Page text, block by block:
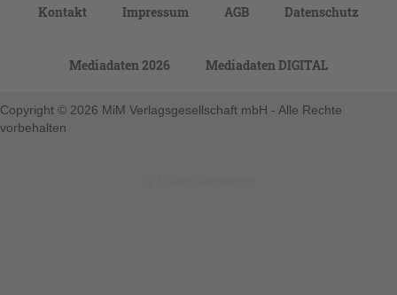
Kontakt Impressum AGB Datenschutz
Mediadaten 2026 Mediadaten DIGITAL
Copyright © 2026 MiM Verlagsgesellschaft mbH - Alle Rechte
vorbehalten